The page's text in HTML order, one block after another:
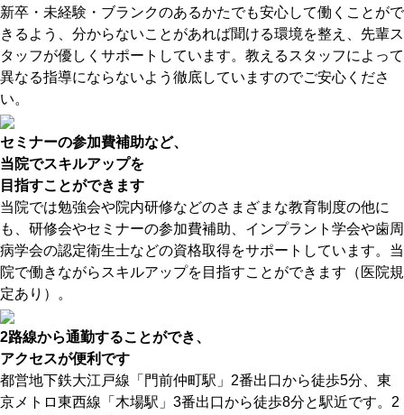
新卒・未経験・ブランクのあるかたでも安心して働くことがで
きるよう、分からないことがあれば聞ける環境を整え、先輩ス
タッフが優しくサポートしています。教えるスタッフによって
異なる指導にならないよう徹底していますのでご安心くださ
い。
セミナーの参加費補助など、
当院でスキルアップを
目指すことができます
当院では勉強会や院内研修などのさまざまな教育制度の他に
も、研修会やセミナーの参加費補助、インプラント学会や歯周
病学会の認定衛生士などの資格取得をサポートしています。当
院で働きながらスキルアップを目指すことができます（医院規
定あり）。
2路線から通勤することができ、
アクセスが便利です
都営地下鉄大江戸線「門前仲町駅」2番出口から徒歩5分、東
京メトロ東西線「木場駅」3番出口から徒歩8分と駅近です。2